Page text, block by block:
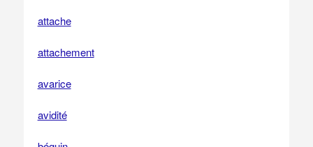
attache
attachement
avarice
avidité